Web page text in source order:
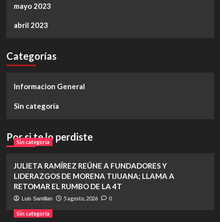
mayo 2023
abril 2023
Categorías
Informacion General
Sin categoría
Por si te lo perdiste
Sin categoría
JULIETA RAMÍREZ REÚNE A FUNDADORES Y
LIDERAZGOS DE MORENA TIJUANA; LLAMA A
RETOMAR EL RUMBO DE LA 4T
Luis Santillan 5 agosto, 2026 0
Sin categoría